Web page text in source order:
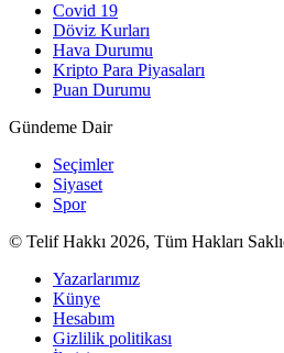
Covid 19
Döviz Kurları
Hava Durumu
Kripto Para Piyasaları
Puan Durumu
Gündeme Dair
Seçimler
Siyaset
Spor
© Telif Hakkı 2026, Tüm Hakları
Yazarlarımız
Künye
Hesabım
Gizlilik politikası